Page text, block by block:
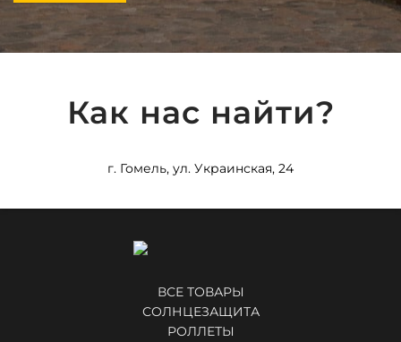
Как нас найти?
г. Гомель, ул. Украинская, 24
ВСЕ ТОВАРЫ
СОЛНЦЕЗАЩИТА
РОЛЛЕТЫ